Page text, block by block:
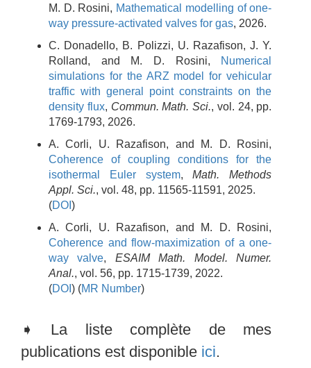
M. D. Rosini, Mathematical modelling of one-
way pressure-activated valves for gas, 2026.
C. Donadello, B. Polizzi, U. Razafison,J. Y.
Rolland, and M. D. Rosini,
Numerical
simulations for the ARZ model for vehicular
traffic with general point constraints on the
density flux, Commun. Math. Sci., vol. 24, pp.
1769-1793, 2026.
A.
Corli, U. Razafison, and M. D. Rosini,
Coherence of coupling conditions for the
isothermal Euler system,Math. Methods
Appl. Sci., vol. 48, pp. 11565-11591, 2025.
(DOI )
A.
Corli, U. Razafison, and M. D. Rosini,
Coherence and flow-maximization of a one-
way valve, ESAIM Math. Model. Numer.
Anal., vol. 56, pp. 1715-1739, 2022.
(DOI ) (MR Number)
➧ La liste complète de mes
publications est disponible ici.